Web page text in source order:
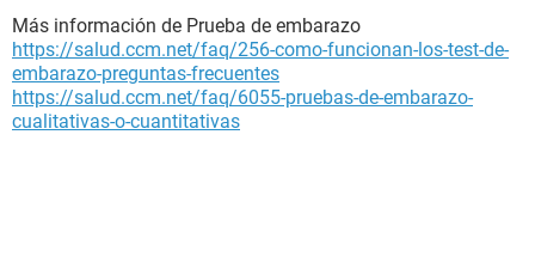
Más información de Prueba de embarazo
https://salud.ccm.net/faq/256-como-funcionan-los-test-de-
embarazo-preguntas-frecuentes
https://salud.ccm.net/faq/6055-pruebas-de-embarazo-
cualitativas-o-cuantitativas